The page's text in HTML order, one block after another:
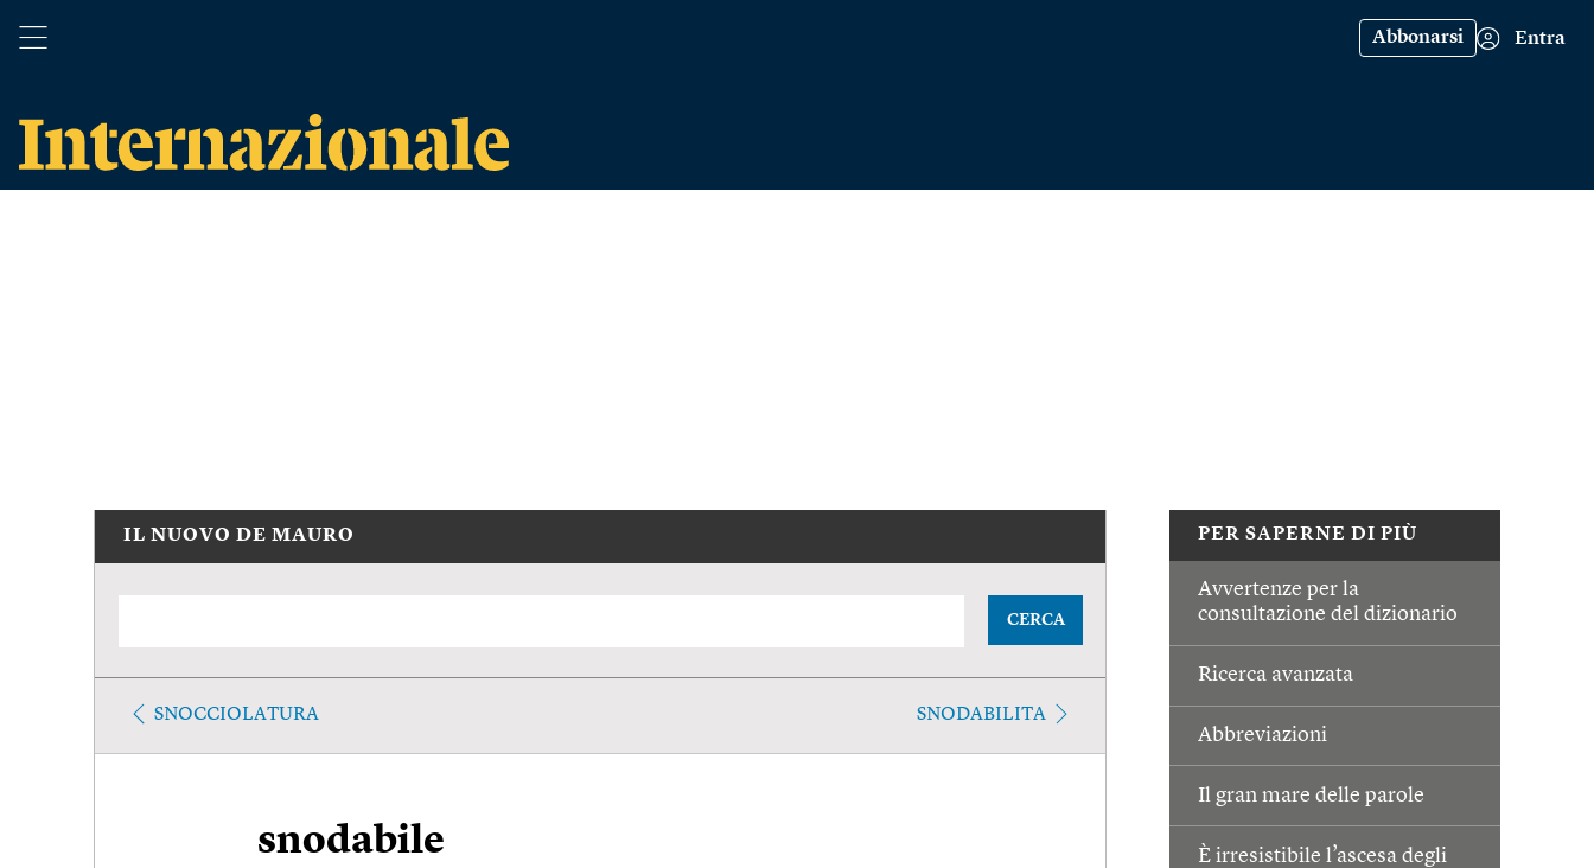
Abbonarsi Entra
PER SAPERNE DI PIÙ
Avvertenze per la
consultazione del dizionario
Ricerca avanzata
Abbreviazioni
Il gran mare delle parole
È irresistibile l’ascesa degli
IL NUOVO DE MAURO
CERCA
SNOCCIOLATURA SNODABILITA
snodabile